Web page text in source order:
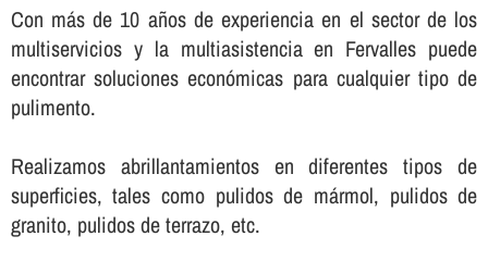
Con más de 10 años de experiencia en el sector de los
multiservicios y la multiasistencia en Fervalles puede
encontrar soluciones económicas para cualquier tipo de
pulimento.
Realizamos abrillantamientos en diferentes tipos de
superficies, tales como pulidos de mármol, pulidos de
granito, pulidos de terrazo, etc.